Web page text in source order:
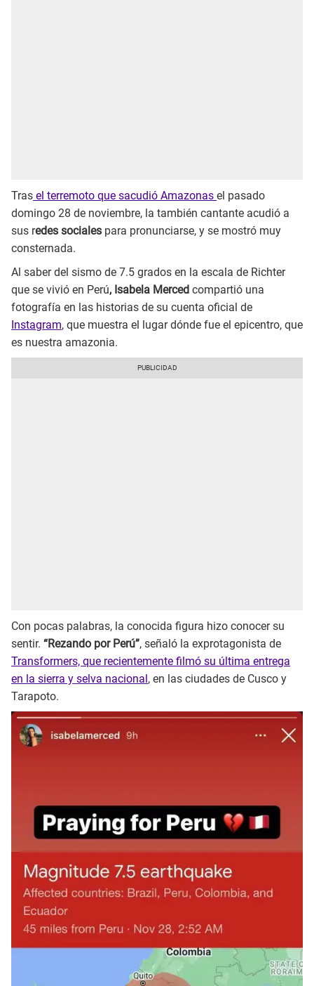
Tras el terremoto que sacudió Amazonas el pasado
domingo 28 de noviembre, la también cantante acudió a
sus redes sociales para pronunciarse, y se mostró muy
consternada.
Al saber del sismo de 7.5 grados en la escala de Richter
que se vivió en Perú, Isabela Merced compartió una
fotografía en las historias de su cuenta oficial de
Instagram, que muestra el lugar dónde fue el epicentro, que
es nuestra amazonia.
Con pocas palabras, la conocida figura hizo conocer su
sentir. “Rezando por Perú”, señaló la exprotagonista de
Transformers, que recientemente filmó su última entrega
en la sierra y selva nacional, en las ciudades de Cusco y
Tarapoto.